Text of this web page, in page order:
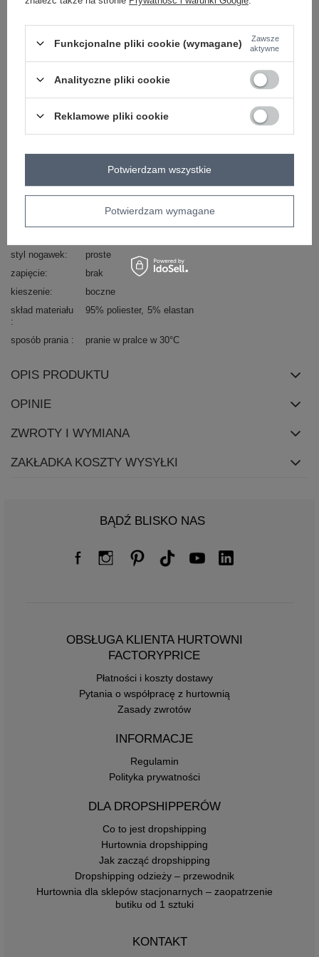
skład materiału : 95% poliester, 5% elastan
sposób prania : pranie w pralce w 30°C
motyw zwierzęcy
materiał
poliester
wysokość w
wysoki
styl nogawek
proste
zapięcie
brak
kieszenie
boczne
skład materiału
95% poliester 5% elastan
sposób prania pranie w pralce w 30°C
OPIS PRODUKTU
OPINIE
ZWROTY I WYMIANA
ZAKŁADKA KOSZTY WYSYŁKI
BĄDŹ BLISKO NAS
OBSŁUGA KLIENTA HURTOWNI
FACTORYPRICE
Płatności i koszty dostawy
Pytania o współpracę z hurtownią
Zasady zwrotów
INFORMACJE
Regulamin
Polityka prywatności
DLA DROPSHIPPERÓW
Co to jest dropshipping
Hurtownia dropshipping
Jak zacząć dropshipping
Dropshipping odzieży – przewodnik
Hurtownia dla sklepów stacjonarnych – zaopatrzenie
butiku od 1 sztuki
KONTAKT
Funkcjonalne pliki cookie (wymagane)
Zawsze
aktywne
Analityczne pliki cookie
Reklamowe pliki cookie
Potwierdzam wymagane
Potwierdzam wszystkie